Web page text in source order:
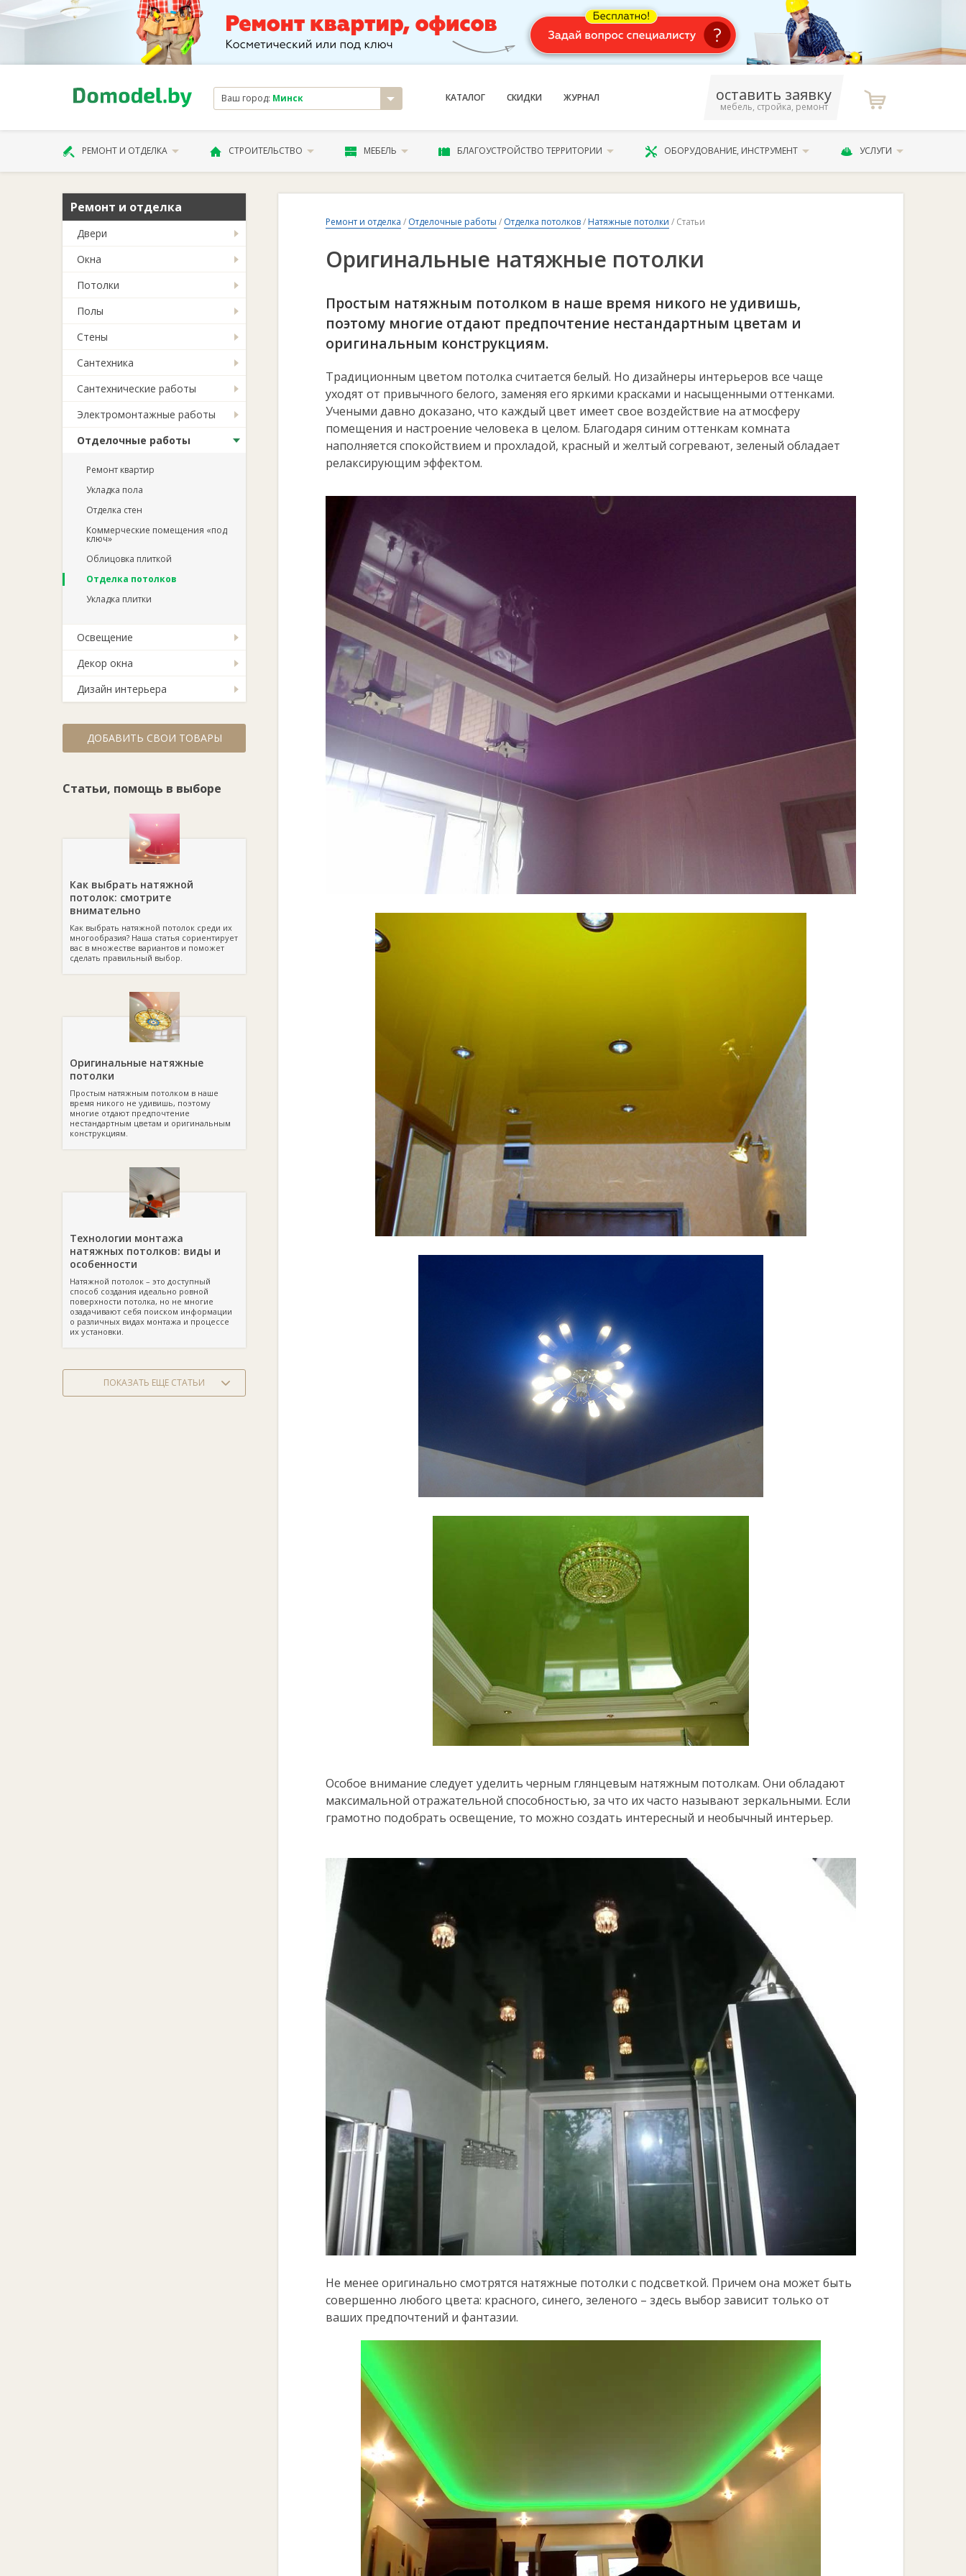
Ваш город: Минск КАТАЛОГ СКИДКИ ЖУРНАЛ оставить заявку
мебель, стройка, ремонт
РЕМОНТ И ОТДЕЛКА СТРОИТЕЛЬСТВО МЕБЕЛЬ БЛАГОУСТРОЙСТВО ТЕРРИТОРИИ ОБОРУДОВАНИЕ, ИНСТРУМЕНТ УСЛУГИ
Ремонт и отделка
Двери
Окна
Потолки
Полы
Стены
Сантехника
Сантехнические работы
Электромонтажные работы
Отделочные работы
Ремонт квартир
Укладка пола
Отделка стен
Коммерческие помещения «под
ключ»
Облицовка плиткой
Отделка потолков
Укладка плитки
Освещение
Декор окна
Дизайн интерьера
ДОБАВИТЬ СВОИ ТОВАРЫ
Статьи, помощь в выборе
Как выбрать натяжной
потолок: смотрите
внимательно
Как выбрать натяжной потолок среди их
многообразия? Наша статья сориентирует
вас в множестве вариантов и поможет
сделать правильный выбор.
Оригинальные натяжные
потолки
Простым натяжным потолком в наше
время никого не удивишь, поэтому
многие отдают предпочтение
нестандартным цветам и оригинальным
конструкциям.
Технологии монтажа
натяжных потолков: виды и
особенности
Натяжной потолок – это доступный
способ создания идеально ровной
поверхности потолка, но не многие
озадачивают себя поиском информации
о различных видах монтажа и процессе
их установки.
ПОКАЗАТЬ ЕЩЕ СТАТЬИ
Ремонт и отделка / Отделочные работы / Отделка потолков/ Натяжные потолки / Статьи
Оригинальные натяжные потолки
Простым натяжным потолком в наше время никого не удивишь,
поэтому многие отдают предпочтение нестандартным цветам и
оригинальным конструкциям.
Традиционным цветом потолка считается белый. Но дизайнеры интерьеров все чаще
уходят от привычного белого, заменяя его яркими красками и насыщенными оттенками.
Учеными давно доказано, что каждый цвет имеет свое воздействие на атмосферу
помещения и настроение человека в целом. Благодаря синим оттенкам комната
наполняется спокойствием и прохладой, красный и желтый согревают, зеленый обладает
релаксирующим эффектом.
Особое внимание следует уделить черным глянцевым натяжным потолкам. Они обладают
максимальной отражательной способностью, за что их часто называют зеркальными. Если
грамотно подобрать освещение, то можно создать интересный и необычный интерьер.
Не менее оригинально смотрятся натяжные потолки с подсветкой. Причем она может быть
совершенно любого цвета: красного, синего, зеленого – здесь выбор зависит только от
ваших предпочтений и фантазии.